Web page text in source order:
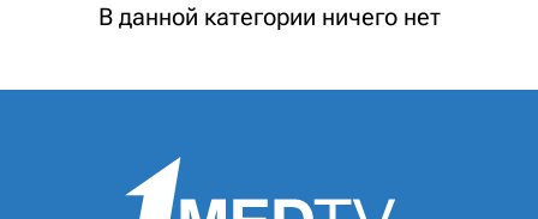
В данной категории ничего нет